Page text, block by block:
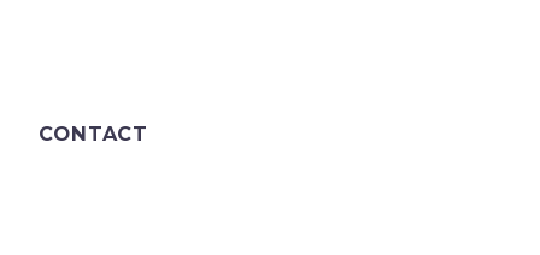
CONTACT